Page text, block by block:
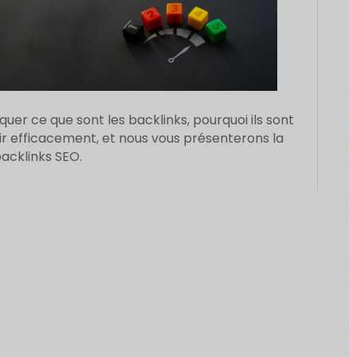
ce que sont les backlinks, pourquoi ils sont
efficacement, et nous vous présenterons la
SEO.